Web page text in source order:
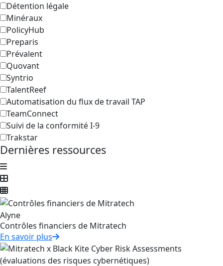
Détention légale
Minéraux
PolicyHub
Preparis
Prévalent
Quovant
Syntrio
TalentReef
Automatisation du flux de travail TAP
TeamConnect
Suivi de la conformité I-9
Trakstar
Dernières ressources
Alyne
Contrôles financiers de Mitratech
En savoir plus